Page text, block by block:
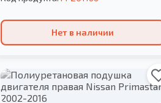
Нет в наличии